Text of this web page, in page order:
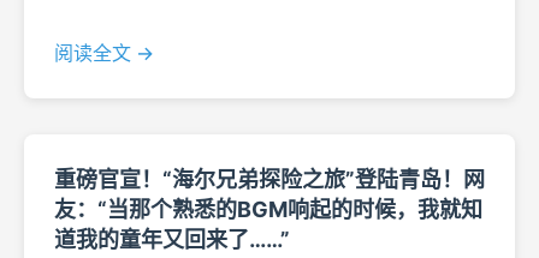
阅读全文 →
重磅官宣！“海尔兄弟探险之旅”登陆青岛！网
友：“当那个熟悉的BGM响起的时候，我就知
道我的童年又回来了……”